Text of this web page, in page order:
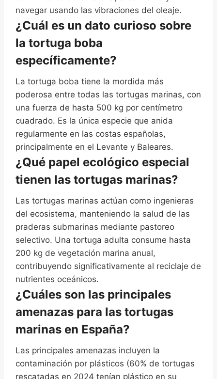
navegar usando las vibraciones del oleaje.
¿Cuál es un dato curioso sobre
la tortuga boba
específicamente?
La tortuga boba tiene la mordida más
poderosa entre todas las tortugas marinas, con
una fuerza de hasta 500 kg por centímetro
cuadrado. Es la única especie que anida
regularmente en las costas españolas,
principalmente en el Levante y Baleares.
¿Qué papel ecológico especial
tienen las tortugas marinas?
Las tortugas marinas actúan como ingenieras
del ecosistema, manteniendo la salud de las
praderas submarinas mediante pastoreo
selectivo. Una tortuga adulta consume hasta
200 kg de vegetación marina anual,
contribuyendo significativamente al reciclaje de
nutrientes oceánicos.
¿Cuáles son las principales
amenazas para las tortugas
marinas en España?
Las principales amenazas incluyen la
contaminación por plásticos (60% de tortugas
rescatadas en 2024 tenían plástico en su